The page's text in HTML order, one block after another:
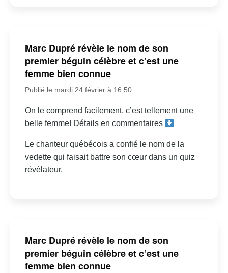
Marc Dupré révèle le nom de son
premier béguin célèbre et c’est une
femme bien connue
Publié le mardi 24 février à 16:50
On le comprend facilement, c’est tellement une
belle femme! Détails en commentaires
Le chanteur québécois a confié le nom de la
vedette qui faisait battre son cœur dans un quiz
révélateur.
Marc Dupré révèle le nom de son
premier béguin célèbre et c’est une
femme bien connue